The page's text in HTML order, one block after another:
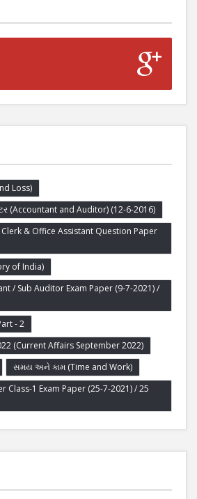
Loss)
(Accountant and Auditor) (12-6-2016)
Clerk & Office Assistant Question Paper
of India)
/ Sub Auditor Exam Paper (9-7-2021) /
- 2
(Current Affairs September 2022)
સમય અને કામ (Time and Work)
Class-1 Exam Paper (25-7-2021) / 25